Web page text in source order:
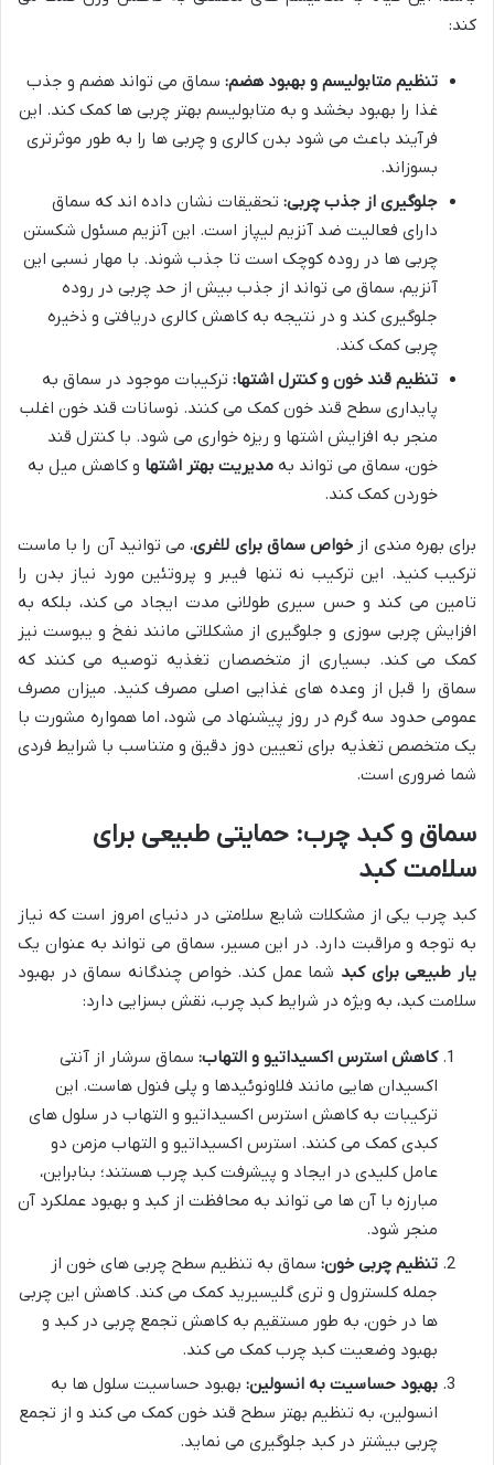
کند:
تنظیم متابولیسم و بهبود هضم: سماق می تواند هضم و جذب
غذا را بهبود بخشد و به متابولیسم بهتر چربی ها کمک کند. این
فرآیند باعث می شود بدن کالری و چربی ها را به طور موثرتری
بسوزاند.
جلوگیری از جذب چربی: تحقیقات نشان داده اند که سماق
دارای فعالیت ضد آنزیم لیپاز است. این آنزیم مسئول شکستن
چربی ها در روده کوچک است تا جذب شوند. با مهار نسبی این
آنزیم، سماق می تواند از جذب بیش از حد چربی در روده
جلوگیری کند و در نتیجه به کاهش کالری دریافتی و ذخیره
چربی کمک کند.
تنظیم قند خون و کنترل اشتها: ترکیبات موجود در سماق به
پایداری سطح قند خون کمک می کنند. نوسانات قند خون اغلب
منجر به افزایش اشتها و ریزه خواری می شود. با کنترل قند
خون، سماق می تواند به مدیریت بهتر اشتها و کاهش میل به
خوردن کمک کند.
برای بهره مندی از خواص سماق برای لاغری، می توانید آن را با ماست
ترکیب کنید. این ترکیب نه تنها فیبر و پروتئین مورد نیاز بدن را
تامین می کند و حس سیری طولانی مدت ایجاد می کند، بلکه به
افزایش چربی سوزی و جلوگیری از مشکلاتی مانند نفخ و یبوست نیز
کمک می کند. بسیاری از متخصصان تغذیه توصیه می کنند که
سماق را قبل از وعده های غذایی اصلی مصرف کنید. میزان مصرف
عمومی حدود سه گرم در روز پیشنهاد می شود، اما همواره مشورت با
یک متخصص تغذیه برای تعیین دوز دقیق و متناسب با شرایط فردی
شما ضروری است.
سماق و کبد چرب: حمایتی طبیعی برای
سلامت کبد
کبد چرب یکی از مشکلات شایع سلامتی در دنیای امروز است که نیاز
به توجه و مراقبت دارد. در این مسیر، سماق می تواند به عنوان یک
یار طبیعی برای کبدشما عمل کند. خواص چندگانه سماق در بهبود
سلامت کبد، به ویژه در شرایط کبد چرب، نقش بسزایی دارد:
کاهش استرس اکسیداتیو و التهاب: سماق سرشار از آنتی
اکسیدان هایی مانند فلاونوئیدها و پلی فنول هاست. این
ترکیبات به کاهش استرس اکسیداتیو و التهاب در سلول های
کبدی کمک می کنند. استرس اکسیداتیو و التهاب مزمن دو
عامل کلیدی در ایجاد و پیشرفت کبد چرب هستند؛ بنابراین،
مبارزه با آن ها می تواند به محافظت از کبد و بهبود عملکرد آن
منجر شود.
تنظیم چربی خون: سماق به تنظیم سطح چربی های خون از
جمله کلسترول و تری گلیسیرید کمک می کند. کاهش این چربی
ها در خون، به طور مستقیم به کاهش تجمع چربی در کبد و
بهبود وضعیت کبد چرب کمک می کند.
بهبود حساسیت به انسولین: بهبود حساسیت سلول ها به
انسولین، به تنظیم بهتر سطح قند خون کمک می کند و از تجمع
چربی بیشتر در کبد جلوگیری می نماید.